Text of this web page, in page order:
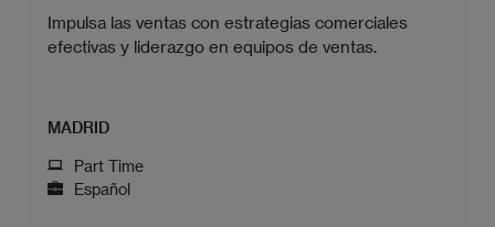
Impulsa las ventas con estrategias comerciales
efectivas y liderazgo en equipos de ventas.
MADRID
Part Time
Español